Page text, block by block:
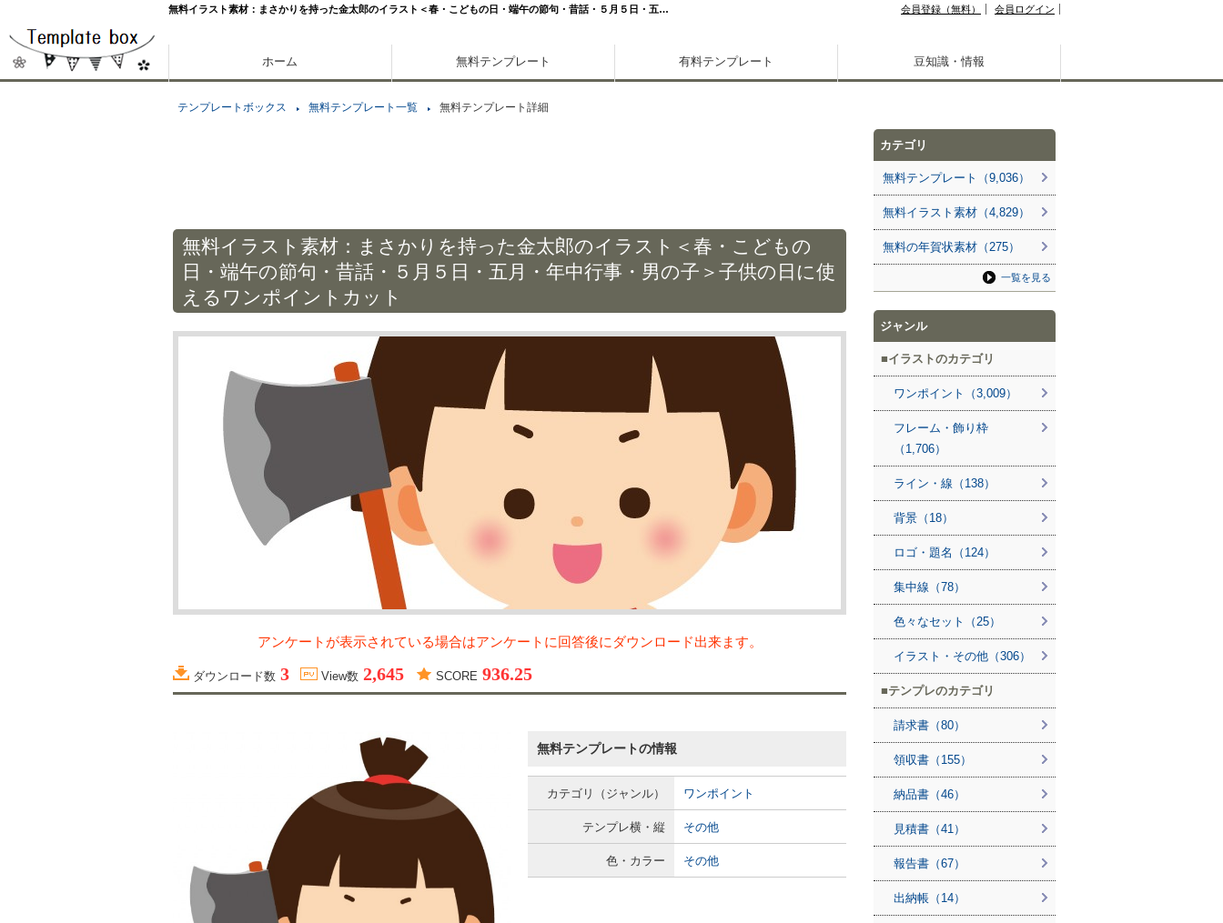
無料イラスト素材：まさかりを持った金太郎のイラスト＜春・こどもの日・端午の節句・昔話・５月５日・五… 会員登録（無料） 会員ログイン
ホーム 無料テンプレート 有料テンプレート 豆知識・情報
テンプレートボックス 無料テンプレート一覧 無料テンプレート詳細
無料イラスト素材：まさかりを持った金太郎のイラスト＜春・こどもの
日・端午の節句・昔話・５月５日・五月・年中行事・男の子＞子供の日に使
えるワンポイントカット
アンケートが表示されている場合はアンケートに回答後にダウンロード出来ます。
ダウンロード数 3 View数 2,645 SCORE 936.25
無料テンプレートの情報
カテゴリ（ジャンル） ワンポイント
テンプレ横・縦 その他
色・カラー その他
カテゴリ
無料テンプレート（9,036）
無料イラスト素材（4,829）
無料の年賀状素材（275）
一覧を見る
ジャンル
イラストのカテゴリ
ワンポイント（3,009）
フレーム・飾り枠
（1,706）
ライン・線（138）
背景（18）
ロゴ・題名（124）
集中線（78）
色々なセット（25）
イラスト・その他（306）
テンプレのカテゴリ
請求書（80）
領収書（155）
納品書（46）
見積書（41）
報告書（67）
出納帳（14）